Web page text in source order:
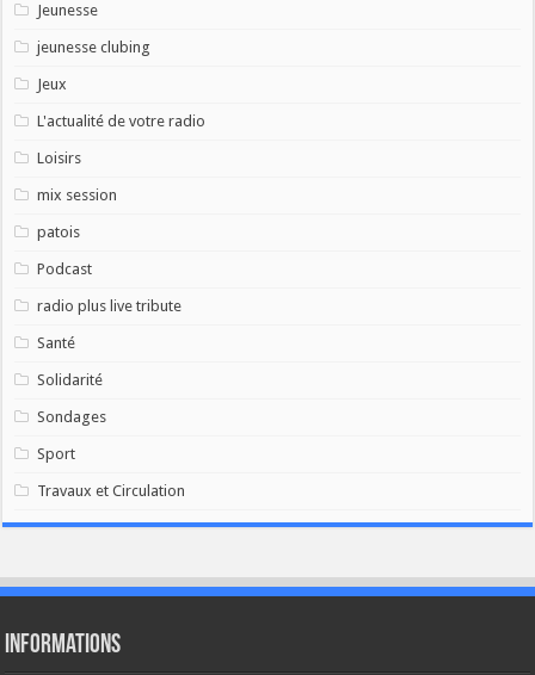
Jeunesse
jeunesse clubing
Jeux
L'actualité de votre radio
Loisirs
mix session
patois
Podcast
radio plus live tribute
Santé
Solidarité
Sondages
Sport
Travaux et Circulation
Informations